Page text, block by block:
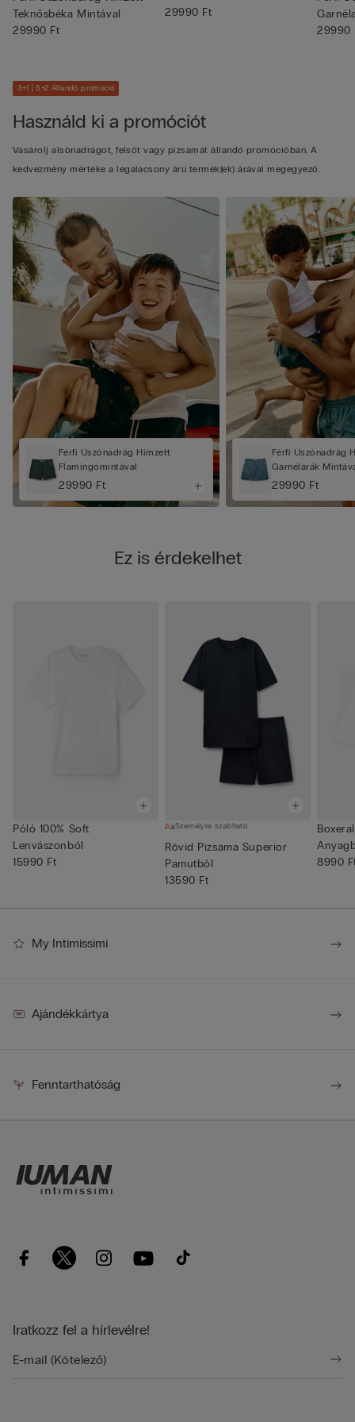
Teknősbéka Mintával
29990 Ft
29990 Ft
29990
3+1 | 5+2 Állandó promóció
Használd ki a promóciót
Vásárolj alsónadrágot, felsőt vagy pizsamát állandó promócióban. A
kedvezmény mértéke a legalacsony árú termék(ek) árával megegyező.
Férfi Úszónadrág Hímzett
Flamingómintával
29990 Ft
Férfi Úszónadrág
Garnélarák
29990 Ft
Ez is érdekelhet
Póló 100% Soft
Lenvászonból
15990 Ft
Személyre szabható
Rövid Pizsama Superior
Pamutból
13590 Ft
8990
My Intimissimi
Ajándékkártya
Fenntarthatóság
Iratkozz fel a hírlevélre!